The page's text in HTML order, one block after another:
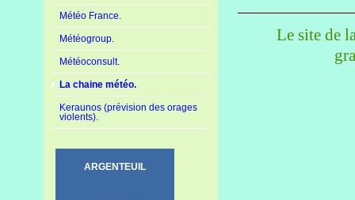
Météo France.
Météogroup.
Météoconsult.
La chaine météo.
Keraunos (prévision des orages
violents).
Le site de